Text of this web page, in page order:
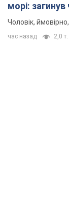
морі:
Чоловік,
час назад 2,0 т.